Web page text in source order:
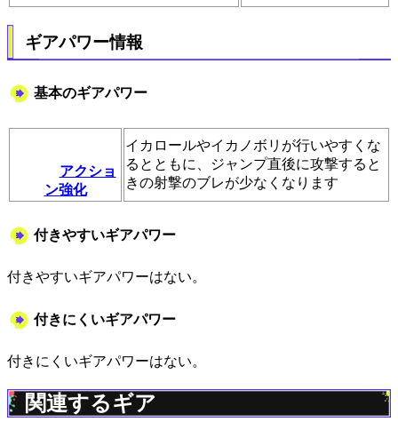
ギアパワー情報
基本のギアパワー
アクショ
ン強化
イカロールやイカノボリが行いやすくな
るとともに、ジャンプ直後に攻撃すると
きの射撃のブレが少なくなります
付きやすいギアパワー
付きやすいギアパワーはない。
付きにくいギアパワー
付きにくいギアパワーはない。
関連するギア